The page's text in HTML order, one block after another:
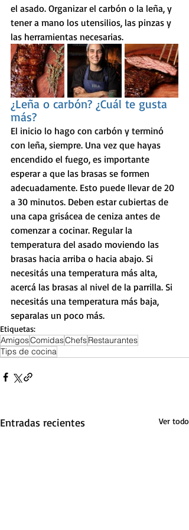
el asado. Organizar el carbón o la leña, y
tener a mano los utensilios, las pinzas y
las herramientas necesarias.
¿Leña o carbón? ¿Cuál te gusta
más?
El inicio lo hago con carbón y terminó
con leña, siempre. Una vez que hayas
encendido el fuego, es importante
esperar a que las brasas se formen
adecuadamente. Esto puede llevar de 20
a 30 minutos. Deben estar cubiertas de
una capa grisácea de ceniza antes de
comenzar a cocinar. Regular la
temperatura del asado moviendo las
brasas hacia arriba o hacia abajo. Si
necesitás una temperatura más alta,
acercá las brasas al nivel de la parrilla. Si
necesitás una temperatura más baja,
separalas un poco más.
Etiquetas:
AmigosComidasChefsRestaurantes
Tips de cocina
Entradas recientes Ver todo